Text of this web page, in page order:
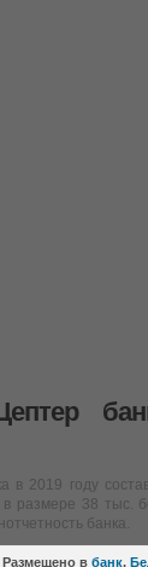
в 2019 году
размере 38 тыс.
банка.
Размещено вбанк,